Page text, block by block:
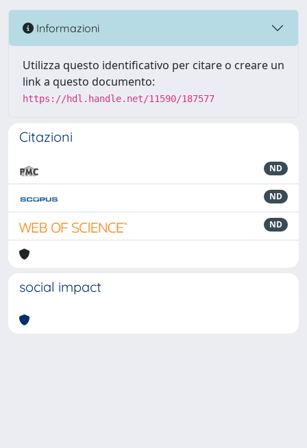
Informazioni
Utilizza questo identificativo per citare o creare un
link a questo documento:
https://hdl.handle.net/11590/187577
Citazioni
ND
ND
ND
social impact